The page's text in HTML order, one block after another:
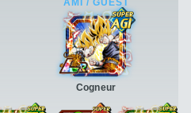
Cogneur